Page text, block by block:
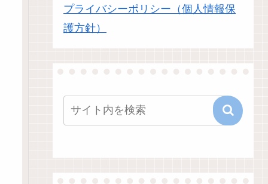
プライバシーポリシー（個人情報保
護方針）